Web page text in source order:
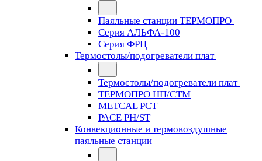
Паяльные станции ТЕРМОПРО
Серия АЛЬФА-100
Серия ФРЦ
Термостолы/подогреватели плат
Термостолы/подогреватели плат
ТЕРМОПРО НП/СТМ
METCAL PCT
PACE PH/ST
Конвекционные и термовоздушные
паяльные станции